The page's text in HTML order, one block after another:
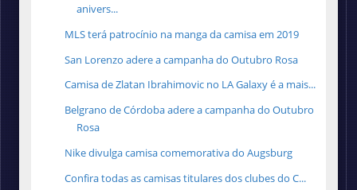
anivers...
MLS terá patrocínio na manga da camisa em 2019
San Lorenzo adere a campanha do Outubro Rosa
Camisa de Zlatan Ibrahimovic no LA Galaxy é a mais...
Belgrano de Córdoba adere a campanha do Outubro
Rosa
Nike divulga camisa comemorativa do Augsburg
Confira todas as camisas titulares dos clubes do C...